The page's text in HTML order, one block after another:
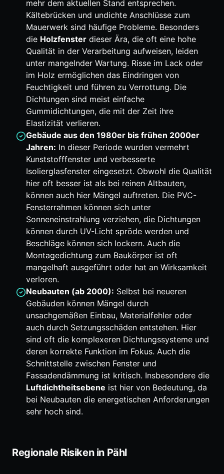
mehr dem aktuellen Stand entsprechen.
Kältebrücken und undichte Anschlüsse zum
Mauerwerk sind häufige Probleme. Besonders
die Holzfenster dieser Ära, die oft eine hohe
Qualität in der Verarbeitung aufweisen, leiden
unter mangelnder Wartung. Risse im Lack oder
im Holz ermöglichen das Eindringen von
Feuchtigkeit und führen zu Verrottung. Die
Dichtungen sind meist einfache
Gummidichtungen, die mit der Zeit ihre
Elastizität verlieren.
Gebäude aus den 1980er bis frühen 2000er
Jahren: In dieser Periode wurden vermehrt
Kunststofffenster und verbesserte
Isolierglasfenster eingesetzt. Obwohl die Qualität
hier oft besser ist als bei reinen Altbauten,
können auch hier Mängel auftreten. Die PVC-
Fensterrahmen können sich unter
Sonneneinstrahlung verziehen, die Dichtungen
können durch UV-Licht spröde werden und
Beschläge können sich lockern. Auch die
Montagedichtung zum Baukörper ist oft
mangelhaft ausgeführt oder hat an Wirksamkeit
verloren.
Neubauten (ab 2000): Selbst bei neueren
Gebäuden können Mängel durch
unsachgemäßen Einbau, Materialfehler oder
auch durch Setzungsschäden entstehen. Hier
sind oft die komplexeren Dichtungssysteme und
deren korrekte Funktion im Fokus. Auch die
Schnittstelle zwischen Fenster und
Fassadendämmung ist kritisch. Insbesondere die
Luftdichtheitsebene ist hier von Bedeutung, da
bei Neubauten die energetischen Anforderungen
sehr hoch sind.
Regionale Risiken in Pähl